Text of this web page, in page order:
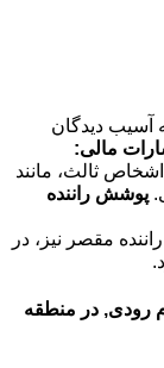
آسیب دیدگان
مالی:
ثالث، مانند
پوشش راننده
مقصر نیز، در
رودی, در منطقه